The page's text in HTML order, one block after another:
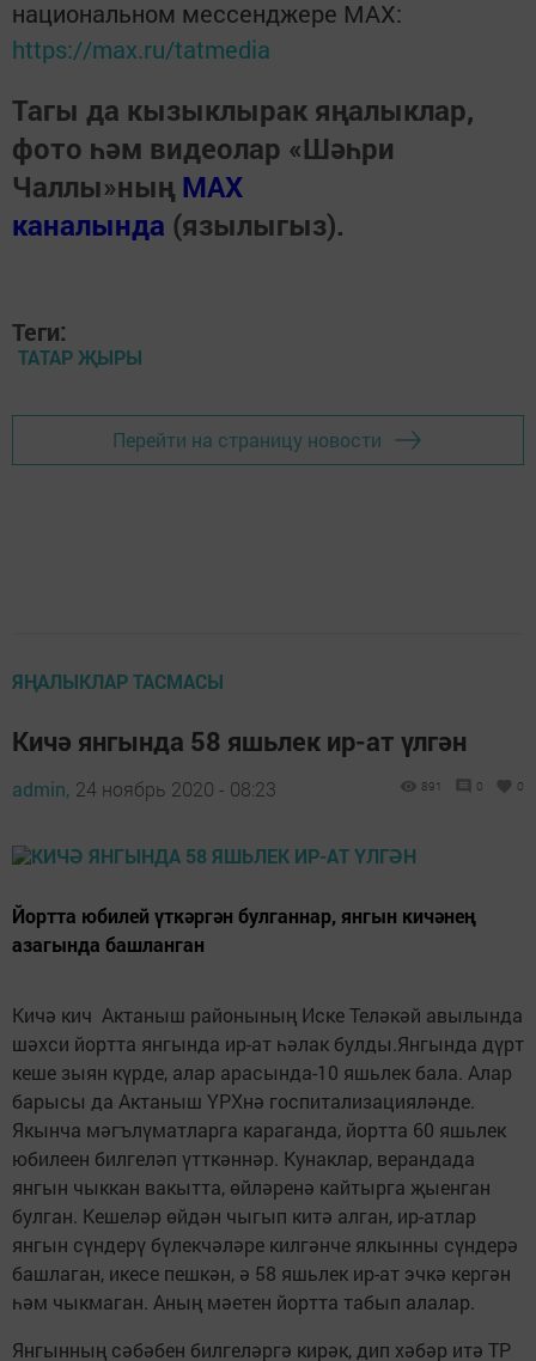
национальном мессенджере MАХ:
https://max.ru/tatmedia
Тагы да кызыклырак яңалыклар,
фото һәм видеолар «Шәһри
Чаллы»ның MAX
каналында (язылыгыз).
Теги:
ТАТАР ҖЫРЫ
Перейти на страницу новости
ЯҢАЛЫКЛАР ТАСМАСЫ
Кичә янгында 58 яшьлек ир-ат үлгән
admin, 24 ноябрь 2020 - 08:23 891 0 0
Йортта юбилей үткәргән булганнар, янгын кичәнең
азагында башланган
Кичә кич Актаныш районының Иске Теләкәй авылында
шәхси йортта янгында ир-ат һәлак булды.Янгында дүрт
кеше зыян күрде, алар арасында-10 яшьлек бала. Алар
барысы да Актаныш ҮРХнә госпитализацияләнде.
Якынча мәгълүматларга караганда, йортта 60 яшьлек
юбилеен билгеләп үтткәннәр. Кунаклар, верандада
янгын чыккан вакытта, өйләренә кайтырга җыенган
булган. Кешеләр өйдән чыгып китә алган, ир-атлар
янгын сүндерү бүлекчәләре килгәнче ялкынны сүндерә
башлаган, икесе пешкән, ә 58 яшьлек ир-ат эчкә кергән
һәм чыкмаган. Аның мәетен йортта табып алалар.
Янгынның сәбәбен билгеләргә кирәк, дип хәбәр итә ТР